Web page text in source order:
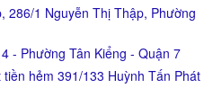
286/1 Nguyễn Thị Thập, Phường
- Phường Tân Kiểng - Quận 7
hẻm 391/133 Huỳnh Tấn Phát